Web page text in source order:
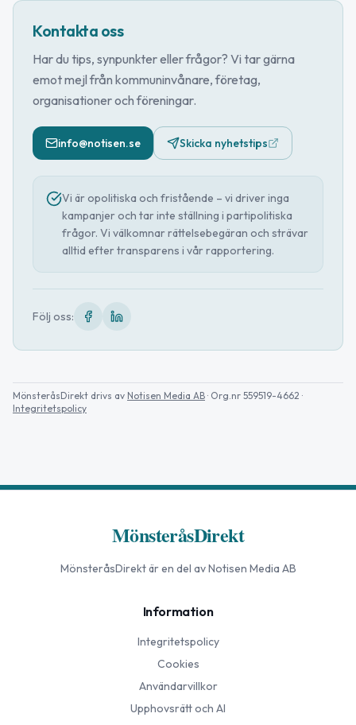
Kontakta oss
Har du tips, synpunkter eller frågor? Vi tar gärna
emot mejl från kommuninvånare, företag,
organisationer och föreningar.
info@notisen.se Skicka nyhetstips
Vi är opolitiska och fristående – vi driver inga
kampanjer och tar inte ställning i partipolitiska
frågor. Vi välkomnar rättelsebegäran och strävar
alltid efter transparens i vår rapportering.
Följ oss:
MönsteråsDirekt drivs av Notisen Media AB · Org.nr 559519-4662 ·
Integritetspolicy
MönsteråsDirekt
MönsteråsDirektär en del av Notisen Media AB
Information
Integritetspolicy
Cookies
Användarvillkor
Upphovsrätt och AI